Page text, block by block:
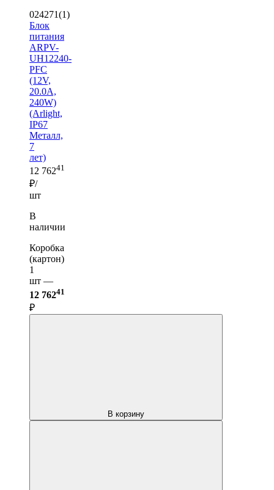
024271(1)
Блок
питания
ARPV-
UH12240-
PFC
(12V,
20.0A,
240W)
(Arlight,
IP67
Металл,
7
лет)
12 76241
₽/
шт
В
наличии
Коробка
(картон)
1
шт —
12 76241
₽
В корзину